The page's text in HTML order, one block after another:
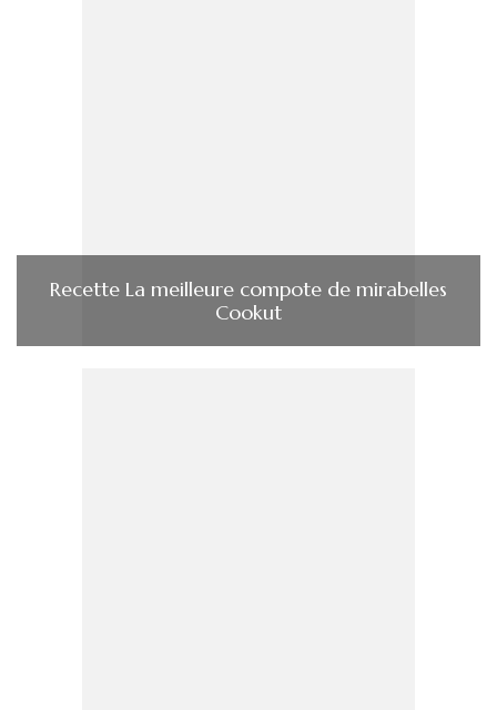
Recette La meilleure compote de mirabelles
Cookut